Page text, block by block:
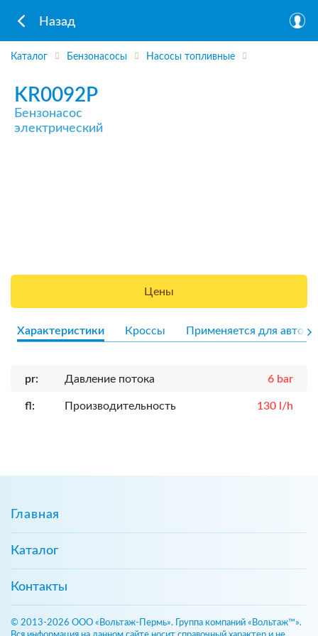
Назад
Каталог Бензонасосы Насосы топливные
KR0092P
Бензонасос
электрический
Цены
Характеристики Кроссы Применяется для авто
pr: Давление потока 6 bar
fl: Производительность 130 l/h
Главная
Каталог
Контакты
© 2013-2026 ООО «Вольтаж-Пермь». Группа компаний «Вольтаж™».